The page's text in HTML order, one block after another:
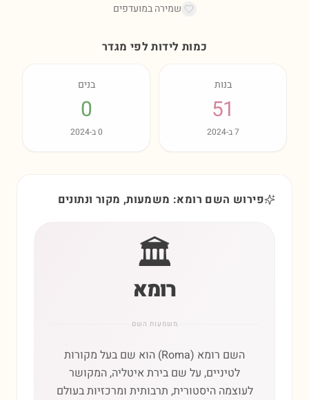
שמירה במועדפים
כמות לידות לפי מגדר
בנות
51
7ב-2024
בנים
0
0ב-2024
פירוש השם רומא: משמעות, מקור ונתונים
🏛️
רומא
משמעות השם
השם רומא (Roma) הוא שם בעל מקורות
לטיניים, על שם בירת איטליה, המקושר
לעוצמה היסטורית, תרבותית ומרכזיות בעולם